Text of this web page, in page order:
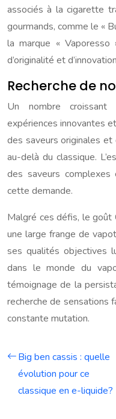
associés à la cigarette
gourmands, comme le «
la marque «
d’originalité et
Recherche de
Un nombre croissant
expériences innovantes
des saveurs originales et
au-delà du classique.
des saveurs
cette demande.
Malgré ces défis, le goût
une large frange de
ses qualités objectives
dans le monde du
témoignage de la
recherche de sensations
constante mutation.
Big ben cassis : quelle
évolution pour ce
classique en e-liquide?